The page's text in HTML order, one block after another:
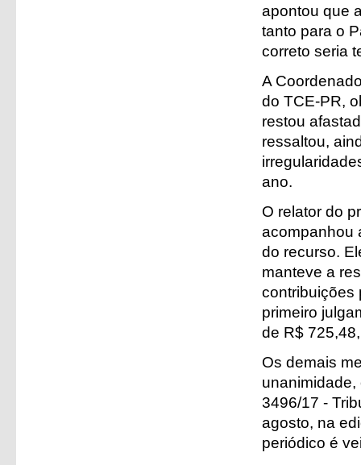
apontou que
tanto para o
correto seria
A
do TCE-PR,
restou
ressaltou,
ano.
O relator do
acompanhou
do recurso.
manteve a
contribuições
primeiro
de R$
Os demais
unanimidade,
3496/17 -
agosto, na
periódico é